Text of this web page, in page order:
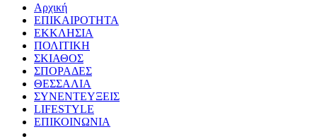
Αρχική
ΕΠΙΚΑΙΡΟΤΗΤΑ
ΕΚΚΛΗΣΙΑ
ΠΟΛΙΤΙΚΗ
ΣΚΙΑΘΟΣ
ΣΠΟΡΑΔΕΣ
ΘΕΣΣΑΛΙΑ
ΣΥΝΕΝΤΕΥΞΕΙΣ
LIFESTYLE
ΕΠΙΚΟΙΝΩΝΙΑ